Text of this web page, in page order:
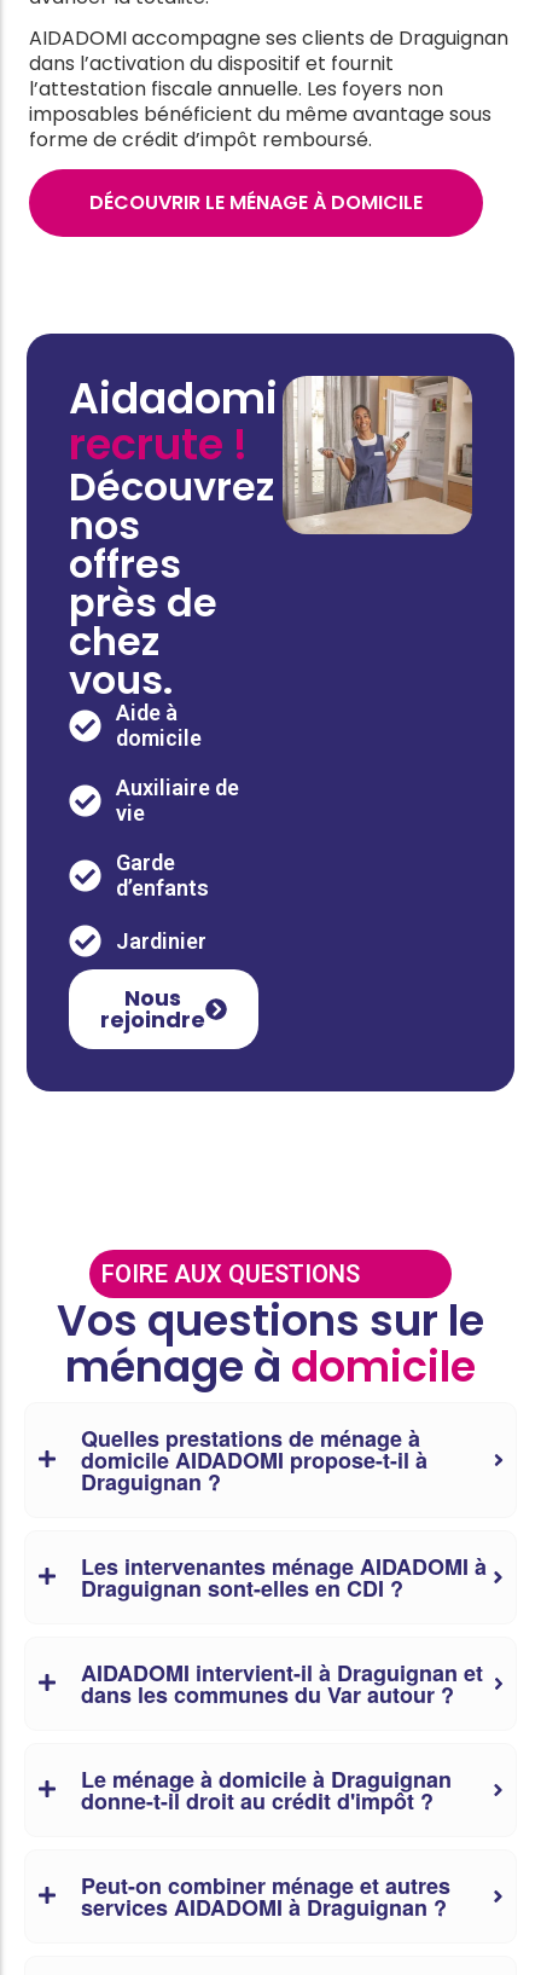
AIDADOMI accompagne ses clients de Draguignan
dans l’activation du dispositif et fournit
l’attestation fiscale annuelle. Les foyers non
imposables bénéficient du même avantage sous
forme de crédit d’impôt remboursé.
DÉCOUVRIR LE MÉNAGE À DOMICILE
Aidadomi
recrute !
Découvrez
nos
offres
près de
chez
vous.
Aide à
domicile
Auxiliaire de
vie
Garde
d’enfants
Jardinier
Nous
rejoindre
FOIRE AUX QUESTIONS
Vos questions sur le
ménage à domicile
Quelles prestations de ménage à
domicile AIDADOMI propose-t-il à
Draguignan ?
Les intervenantes ménage AIDADOMI à
Draguignan sont-elles en CDI ?
AIDADOMI intervient-il à Draguignan et
dans les communes du Var autour ?
Le ménage à domicile à Draguignan
donne-t-il droit au crédit d'impôt ?
Peut-on combiner ménage et autres
services AIDADOMI à Draguignan ?